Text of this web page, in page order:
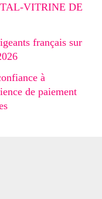
VITRINE DE
français sur
à
de paiement